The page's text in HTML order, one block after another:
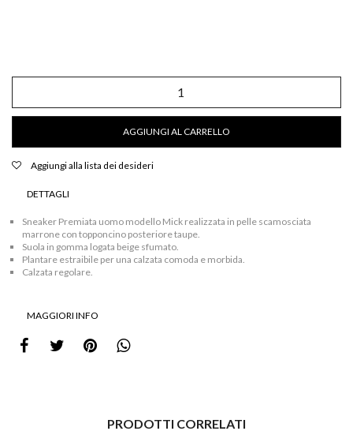
in
pelle
marrone
AGGIUNGI AL CARRELLO
Aggiungi alla lista dei desideri
DETTAGLI
Sneaker Premiata uomo modello Mick realizzata in pelle scamosciata
marrone con topponcino posteriore taupe.
Suola in gomma logata beige sfumato.
Plantare estraibile per una calzata comoda e morbida.
Calzata regolare.
MAGGIORI INFO
PRODOTTI CORRELATI